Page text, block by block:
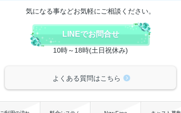
気になる事などお気軽にご相談ください。
LINEでお問合せ
10時～18時(土日祝休み)
よくある質問はこちら